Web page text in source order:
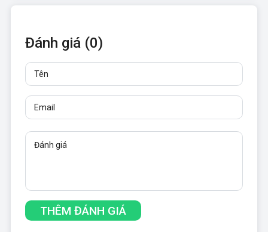
Đánh giá (0)
Tên
Email
Đánh giá
Ít nhất 10 ký tự. Không được chèn liên kết.